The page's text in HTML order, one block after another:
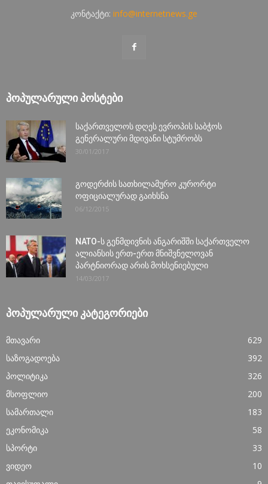
კონტაქტი: info@internetnews.ge
ᲞᲝᲞᲣᲚᲐᲠᲣᲚᲘ ᲞᲝᲡᲢᲔᲑᲘ
საქართველოს დღეს ევროპის საბჭოს
გენერალური მდივანი სტუმრობს
30/01/2017
გოდერძის სათხილამურო კურორტი
ოფიციალურად გაიხსნა
06/12/2015
NATO-ს გენმდივნის ანგარიშში საქართველო
ალიანსის ერთ-ერთ მნიშვნელოვან
პარტნიორად არის მოხსენიებული
14/03/2017
ᲞᲝᲞᲣᲚᲐᲠᲣᲚᲘ ᲙᲐᲢᲔᲒᲝᲠᲘᲔᲑᲘ
მთავარი
629
საზოგადოება
392
პოლიტიკა
326
მსოფლიო
200
სამართალი
183
ეკონომიკა
58
სპორტი
33
ვიდეო
10